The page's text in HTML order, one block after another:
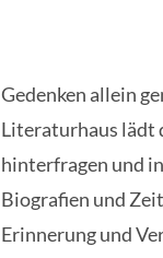
Gedenken allein
Literaturhaus lädt
hinterfragen und
Biografien und
Erinnerung und